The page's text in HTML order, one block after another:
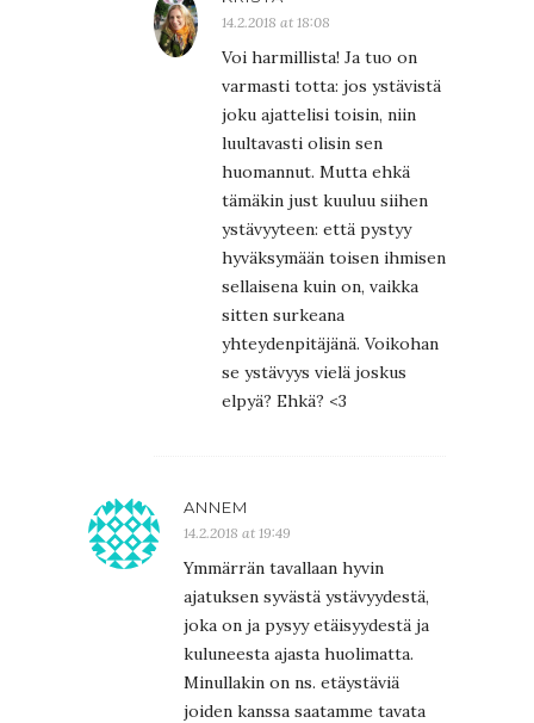
14.2.2018 at 18:08
Voi harmillista! Ja tuo on
varmasti totta: jos ystävistä
joku ajattelisi toisin, niin
luultavasti olisin sen
huomannut. Mutta ehkä
tämäkin just kuuluu siihen
ystävyyteen: että pystyy
hyväksymään toisen ihmisen
sellaisena kuin on, vaikka
sitten surkeana
yhteydenpitäjänä. Voikohan
se ystävyys vielä joskus
elpyä? Ehkä? <3
ANNEM
14.2.2018 at 19:49
Ymmärrän tavallaan hyvin
ajatuksen syvästä ystävyydestä,
joka on ja pysyy etäisyydestä ja
kuluneesta ajasta huolimatta.
Minullakin on ns. etäystäviä
joiden kanssa saatamme tavata